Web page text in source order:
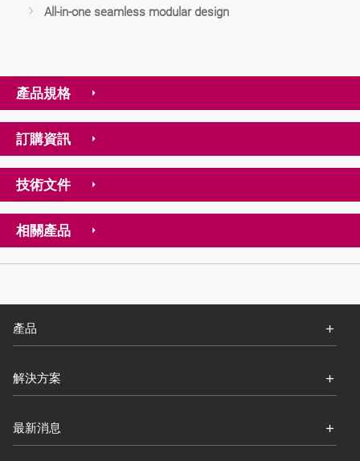
All-in-one seamless modular design
產品規格
訂購資訊
技術文件
相關產品
產品
解決方案
最新消息